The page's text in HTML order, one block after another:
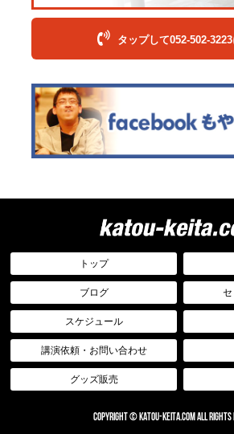
タップして052-502-
トップ
ブログ
スケジュール
講演依頼・お問い合わせ
グッズ販売
COPYRIGHT © katou-keita.com ALL RIGHTS